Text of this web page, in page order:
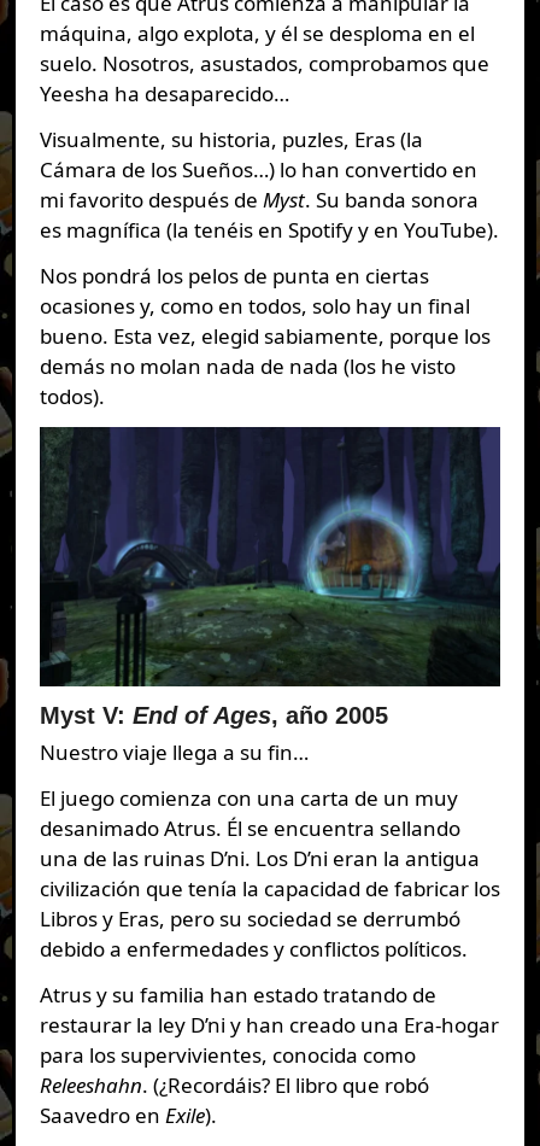
máquina, algo explota, y él se desploma en el
suelo. Nosotros, asustados, comprobamos que
Yeesha ha desaparecido…
Visualmente, su historia, puzles, Eras (la
Cámara de los Sueños…) lo han convertido en
mi favorito después de Myst. Su banda sonora
es magnífica (la tenéis en Spotify y en YouTube).
Nos pondrá los pelos de punta en ciertas
ocasiones y, como en todos, solo hay un final
bueno. Esta vez, elegid sabiamente, porque los
demás no molan nada de nada (los he visto
todos).
Myst V: End of Ages, año 2005
Nuestro viaje llega a su fin…
El juego comienza con una carta de un muy
desanimado Atrus. Él se encuentra sellando
una de las ruinas D’ni. Los D’ni eran la antigua
civilización que tenía la capacidad de fabricar los
Libros y Eras, pero su sociedad se derrumbó
debido a enfermedades y conflictos políticos.
Atrus y su familia han estado tratando de
restaurar la ley D’ni y han creado una Era-hogar
para los supervivientes, conocida como
Releeshahn. (¿Recordáis? El libro que robó
Saavedro en Exile).